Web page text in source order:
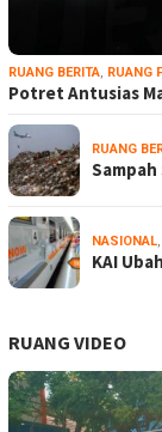
RUANG BERITA, RUANG
Potret Antusias
RUANG
NASIONAL,
KAI
RUANG VIDEO